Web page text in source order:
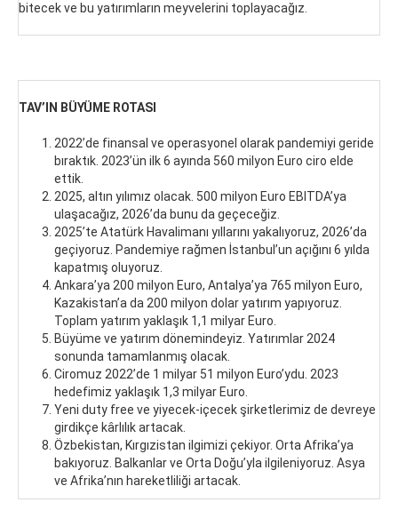
bitecek ve bu yatırımların meyvelerini toplayacağız.
TAV’IN BÜYÜME ROTASI
2022’de finansal ve operasyonel olarak pandemiyi geride
bıraktık. 2023’ün ilk 6 ayında 560 milyon Euro ciro elde
ettik.
2025, altın yılımız olacak. 500 milyon Euro EBITDA’ya
ulaşacağız, 2026’da bunu da geçeceğiz.
2025’te Atatürk Havalimanı yıllarını yakalıyoruz, 2026’da
geçiyoruz. Pandemiye rağmen İstanbul’un açığını 6 yılda
kapatmış oluyoruz.
Ankara’ya 200 milyon Euro, Antalya’ya 765 milyon Euro,
Kazakistan’a da 200 milyon dolar yatırım yapıyoruz.
Toplam yatırım yaklaşık 1,1 milyar Euro.
Büyüme ve yatırım dönemindeyiz. Yatırımlar 2024
sonunda tamamlanmış olacak.
Ciromuz 2022’de 1 milyar 51 milyon Euro’ydu. 2023
hedefimiz yaklaşık 1,3 milyar Euro.
Yeni duty free ve yiyecek-içecek şirketlerimiz de devreye
girdikçe kârlılık artacak.
Özbekistan, Kırgızistan ilgimizi çekiyor. Orta Afrika’ya
bakıyoruz. Balkanlar ve Orta Doğu’yla ilgileniyoruz. Asya
ve Afrika’nın hareketliliği artacak.